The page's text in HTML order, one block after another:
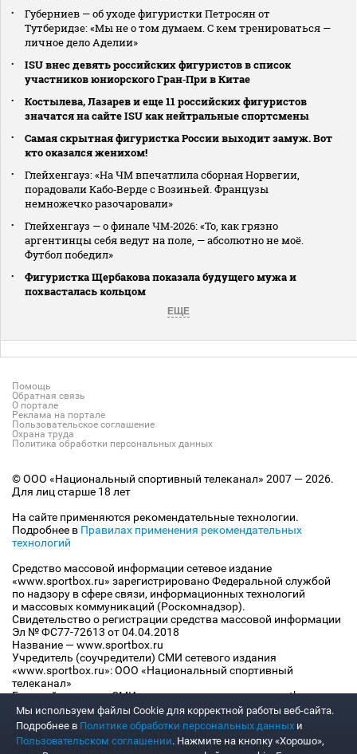
Губерниев — об уходе фигуристки Петросян от
Тутберидзе: «Мы не о том думаем. С кем тренироваться —
личное дело Аделии»
ISU внес девять российских фигуристов в список
участников юниорского Гран‑При в Китае
Костылева, Лазарев и еще 11 российских фигуристов
значатся на сайте ISU как нейтральные спортсмены
Самая скрытная фигуристка России выходит замуж. Вот
кто оказался женихом!
Глейхенгауз: «На ЧМ впечатлила сборная Норвегии,
порадовали Кабо‑Верде с Возиньей. Французы
немножечко разочаровали»
Глейхенгауз — о финале ЧМ‑2026: «То, как грязно
аргентинцы себя ведут на поле, — абсолютно не моё.
Футбол победил»
Фигуристка Щербакова показала будущего мужа и
похвасталась кольцом
ЕЩЕ
Помощь
Обратная связь
О портале
Реклама на портале
Пользовательское соглашение
Охрана труда
Политика обработки персональных данных
© ООО «Национальный спортивный телеканал» 2007 — 2026.
Для лиц старше 18 лет
На сайте применяются рекомендательные технологии.
Подробнее в Правилах применения рекомендательных
технологий
Средство массовой информации сетевое издание
«www.sportbox.ru» зарегистрировано Федеральной службой
по надзору в сфере связи, информационных технологий
и массовых коммуникаций (Роскомнадзор).
Свидетельство о регистрации средства массовой информации
Эл № ФС77-72613 от 04.04.2018
Название — www.sportbox.ru
Учредитель (соучредители) СМИ сетевого издания
«www.sportbox.ru»: ООО «Национальный спортивный
телеканал»
Главный редактор СМИ сетевого издания «www.sportbox.ru»:
Конов В.А.
Номер телефона редакции СМИ сетевого издания
«www.sportbox.ru»: +7 (495) 653 8419
Адрес электронной почты редакции СМИ сетевого издания
Мы используем файлы Сookie для корректной работы веб-сайта.
Подробнее в Политике обработки персональных данных и
Пользовательском соглашении. Нажмите на кнопку «Хорошо»,